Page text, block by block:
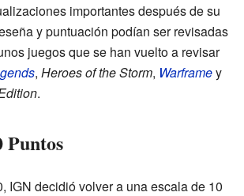
importantes después de su
y puntuación podían ser revisadas
juegos que se han vuelto a revisar
, Heroes of the Storm, Warframey
.
Puntos
IGN decidió volver a una escala de 10